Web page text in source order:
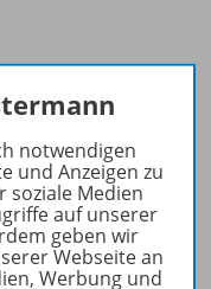
Bestellung für Ihre
Preis
notwendigen
und Anzeigen zu
soziale Medien
auf unserer
geben wir
Webseite an
Werbung und